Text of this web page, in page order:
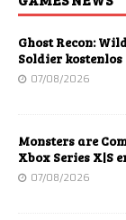
Ghost Recon:
Soldier kostenlos
07/08/2026
Monsters are
Xbox Series X|S
07/08/2026